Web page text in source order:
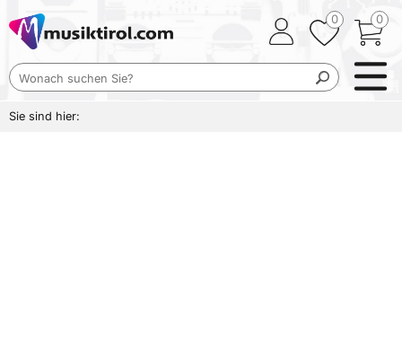
0
0
Sie sind hier: